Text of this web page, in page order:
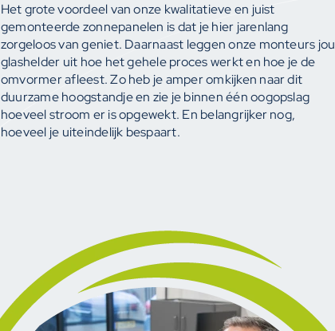
Het grote voordeel van onze kwalitatieve en juist
gemonteerde zonnepanelen is dat je hier jarenlang
zorgeloos van geniet. Daarnaast leggen onze monteurs jou
glashelder uit hoe het gehele proces werkt en hoe je de
omvormer afleest. Zo heb je amper omkijken naar dit
duurzame hoogstandje en zie je binnen één oogopslag
hoeveel stroom er is opgewekt. En belangrijker nog,
hoeveel je uiteindelijk bespaart.